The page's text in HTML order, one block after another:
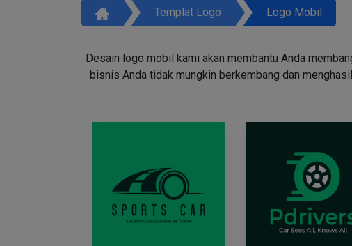
Templat Logo Logo Mobil
Desain logo mobil kami akan membantu Anda
bisnis Anda tidak mungkin berkembang dan